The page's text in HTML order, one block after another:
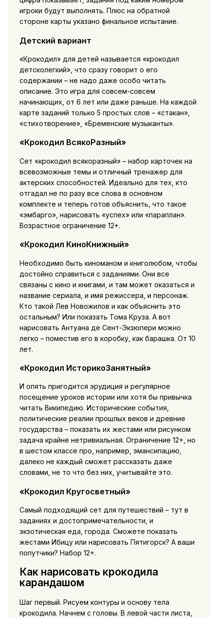
игроки будут выполнять. Плюс на обратной
стороне карты указано финальное испытание.
Детский вариант
«Крокодил» для детей называется «крокодил
детсколегкий», что сразу говорит о его
содержании – не надо даже особо читать
описание. Это игра для совсем-совсем
начинающих, от 6 лет или даже раньше. На каждой
карте заданий только 5 простых слов – «стакан»,
«стихотворение», «Бременские музыканты».
«Крокодил ВсякоРазный»
Сет «крокодил всякоразный» – набор карточек на
всевозможные темы и отличный тренажер для
актерских способностей. Идеально для тех, кто
отгадал не по разу все слова в основном
комплекте и теперь готов объяснить, что такое
«эмбарго», нарисовать «успех» или «параплан».
Возрастное ограничение 12+.
«Крокодил КиноКнижный»
Необходимо быть киноманом и книголюбом, чтобы
достойно справиться с заданиями. Они все
связаны с кино и книгами, и там может оказаться и
название сериала, и имя режиссера, и персонаж.
Кто такой Лев Новожилов и как объяснить это
остальным? Или показать Тома Круза. А вот
нарисовать Антуана де Сент-Экзюпери можно
легко – поместив его в коробку, как барашка. От 10
лет.
«Крокодил ИсторикоЗанятный»
И опять пригодится эрудиция и регулярное
посещение уроков истории или хотя бы привычка
читать Википедию. Исторические события,
политические реалии прошлых веков и древние
государства – показать их жестами или рисунком
задача крайне нетривиальная. Ограничение 12+, но
в шестом классе про, например, эмансипацию,
далеко не каждый сможет рассказать даже
словами, не то что без них, учитывайте это.
«Крокодил Кругосветный»
Самый подходящий сет для путешествий – тут в
заданиях и достопримечательности, и
экзотическая еда, города. Сможете показать
жестами Ибицу или нарисовать Пятигорск? А ваши
попутчики? Набор 12+.
Как нарисовать крокодила
карандашом
Шаг первый. Рисуем контуры и основу тела
крокодила. Начнем с головы. В левой части листа,